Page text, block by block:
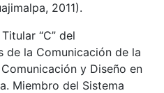
2011).
“C” del
de la Comunicación de la
y Diseño en
Miembro del Sistema